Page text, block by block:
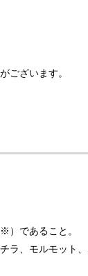
ございます。
）であること。
、モルモット、